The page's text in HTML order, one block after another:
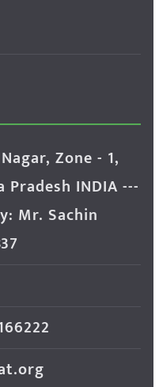
Zone - 1,
Pradesh INDIA ---
Mr. Sachin